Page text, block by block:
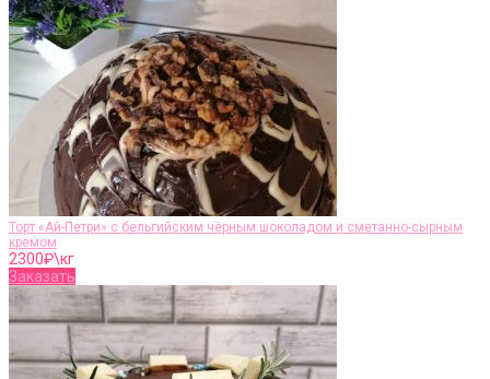
Торт «Ай-Петри» с бельгийским чёрным шоколадом и сметанно-сырным
кремом
2300₽\кг
Заказать